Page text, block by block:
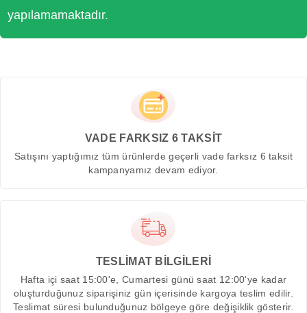
yapılamamaktadır.
VADE FARKSIZ 6 TAKSİT
Satışını yaptığımız tüm ürünlerde geçerli vade farksız 6 taksit
kampanyamız devam ediyor.
TESLİMAT BİLGİLERİ
Hafta içi saat 15:00'e, Cumartesi günü saat 12:00'ye kadar
oluşturduğunuz siparişiniz gün içerisinde kargoya teslim edilir.
Teslimat süresi bulunduğunuz bölgeye göre değişiklik gösterir.